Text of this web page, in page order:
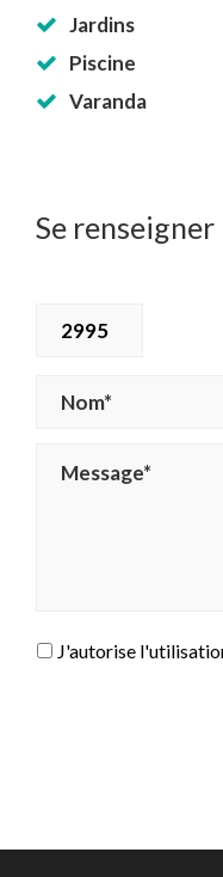
Jardins
Piscine
Varanda
Se renseigner
2995
J'autorise